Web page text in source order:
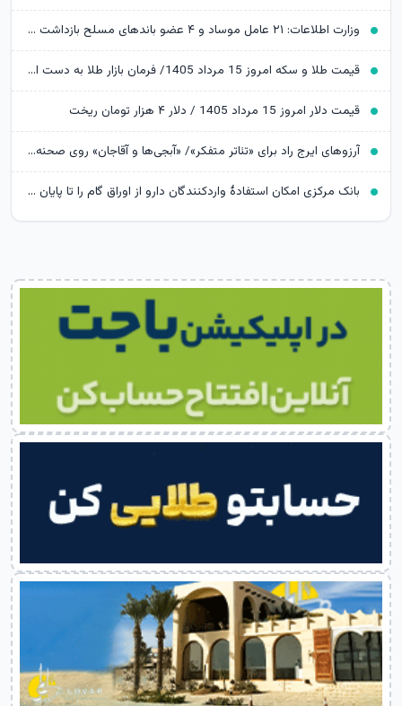
وزارت اطلاعات: ۲۱ عامل موساد و ۴ عضو باندهای مسلح بازداشت شدند
قیمت طلا و سکه امروز 15 مرداد 1405/ فرمان بازار طلا به دست اونس جهانی افتاد
قیمت دلار امروز 15 مرداد 1405 / دلار ۴ هزار تومان ریخت
آرزوهای ایرج راد برای «تئاتر متفکر»/ «آبجی‌ها و آقاجان» روی صحنه می‌رود
بانک مرکزی امکان استفادۀ واردکنندگان دارو از اوراق گام را تا پایان امسال تمدید کرد